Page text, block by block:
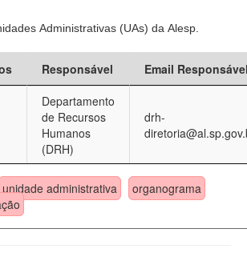
Administrativas (UAs) da Alesp.
Responsável
Email
Departamento
de Recursos
Humanos
(DRH)
drh-
unidade administrativa
organograma